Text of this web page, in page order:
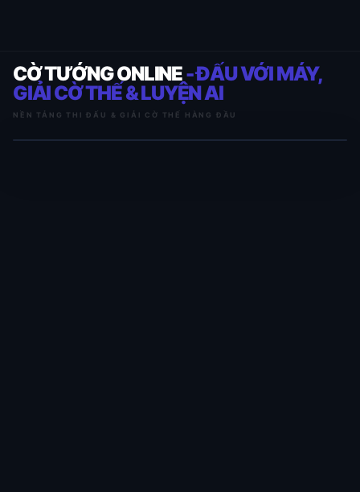
CỜ TƯỚNG ONLINE- ĐẤU VỚI MÁY,
GIẢI CỜ THẾ & LUYỆN AI
NỀN TẢNG THI ĐẤU & GIẢI CỜ THẾ HÀNG ĐẦU